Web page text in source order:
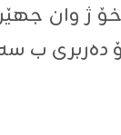
ژ وان
ب